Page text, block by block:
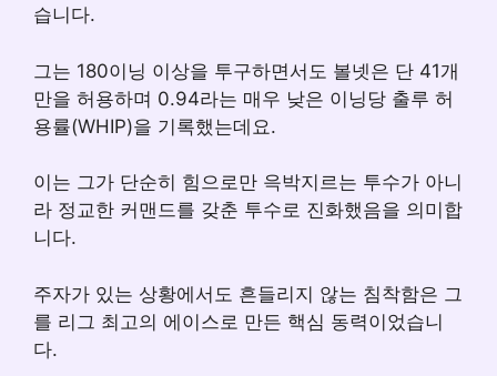
습니다.
그는 180이닝 이상을 투구하면서도 볼넷은 단 41개
만을 허용하며 0.94라는 매우 낮은 이닝당 출루 허
용률(WHIP)을 기록했는데요.
이는 그가 단순히 힘으로만 윽박지르는 투수가 아니
라 정교한 커맨드를 갖춘 투수로 진화했음을 의미합
니다.
주자가 있는 상황에서도 흔들리지 않는 침착함은 그
를 리그 최고의 에이스로 만든 핵심 동력이었습니
다.